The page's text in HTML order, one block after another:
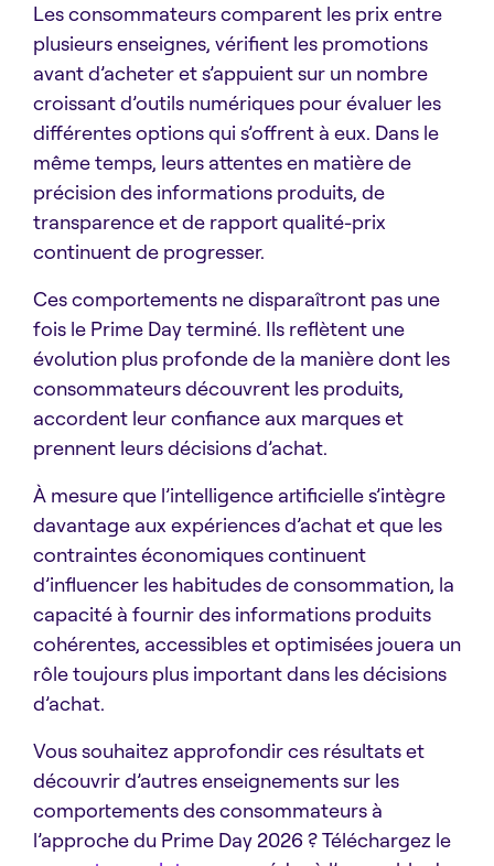
Les consommateurs comparent les prix entre
plusieurs enseignes, vérifient les promotions
avant d’acheter et s’appuient sur un nombre
croissant d’outils numériques pour évaluer les
différentes options qui s’offrent à eux. Dans le
même temps, leurs attentes en matière de
précision des informations produits, de
transparence et de rapport qualité-prix
continuent de progresser.
Ces comportements ne disparaîtront pas une
fois le Prime Day terminé. Ils reflètent une
évolution plus profonde de la manière dont les
consommateurs découvrent les produits,
accordent leur confiance aux marques et
prennent leurs décisions d’achat.
À mesure que l’intelligence artificielle s’intègre
davantage aux expériences d’achat et que les
contraintes économiques continuent
d’influencer les habitudes de consommation, la
capacité à fournir des informations produits
cohérentes, accessibles et optimisées jouera un
rôle toujours plus important dans les décisions
d’achat.
Vous souhaitez approfondir ces résultats et
découvrir d’autres enseignements sur les
comportements des consommateurs à
l’approche du Prime Day 2026 ? Téléchargez le